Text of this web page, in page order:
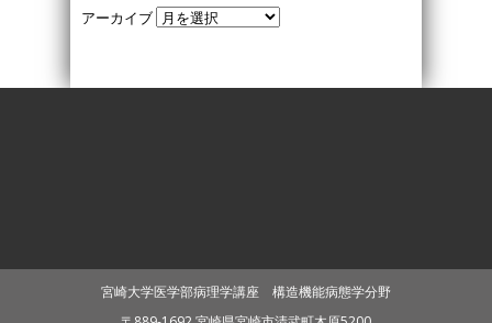
アーカイブ
宮崎大学医学部病理学講座 構造機能病態学分野